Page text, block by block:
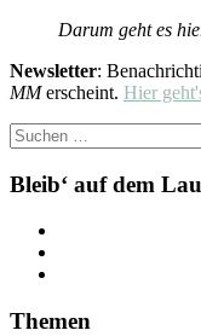
Darum geht es
Newsletter:
MMerscheint. Hier
Suchen
nach:
Bleib‘ auf dem
Themen